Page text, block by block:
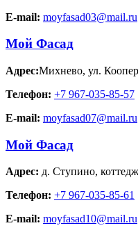
E-mail: moyfasad03@mail.ru
Мой Фасад
Адрес:Михнево, ул.
Телефон: +7 967-035-85-57
E-mail: moyfasad07@mail.ru
Мой Фасад
Адрес: д. Ступино,
Телефон: +7 967-035-85-61
E-mail: moyfasad10@mail.ru